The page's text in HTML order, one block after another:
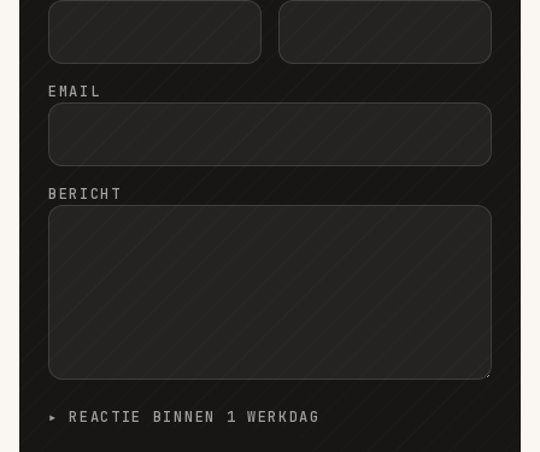
EMAIL
BERICHT
▸ REACTIE BINNEN 1 WERKDAG